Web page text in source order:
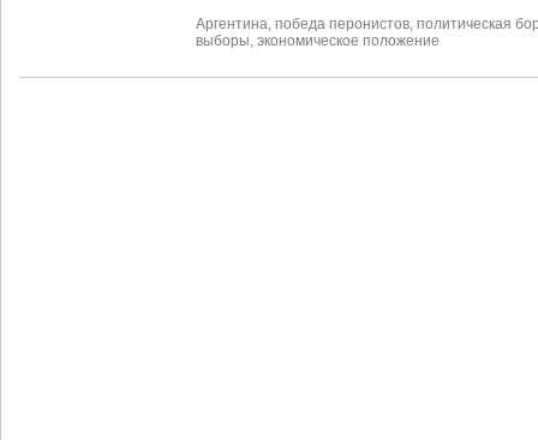
Аргентина победа перонистов политическая
выборы экономическое положение